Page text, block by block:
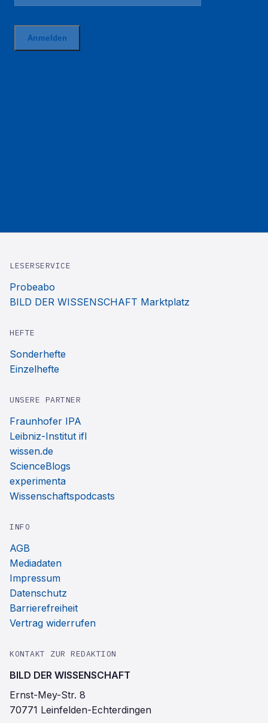
LESERSERVICE
Probeabo
BILD DER WISSENSCHAFT Marktplatz
HEFTE
Sonderhefte
Einzelhefte
UNSERE PARTNER
Fraunhofer IPA
Leibniz-Institut ifl
wissen.de
ScienceBlogs
experimenta
Wissenschaftspodcasts
INFO
AGB
Mediadaten
Impressum
Datenschutz
Barrierefreiheit
Vertrag widerrufen
KONTAKT ZUR REDAKTION
BILD DER WISSENSCHAFT
Ernst-Mey-Str. 8
70771 Leinfelden-Echterdingen